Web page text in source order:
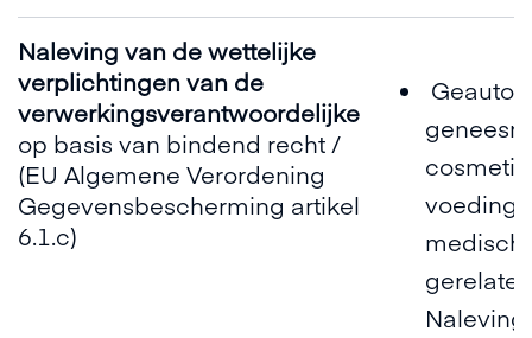
Naleving van de wettelijke
verplichtingen van de
verwerkingsverantwoordelijke
op basis van bindend recht /
(EU Algemene Verordening
Gegevensbescherming artikel
6.1.c)